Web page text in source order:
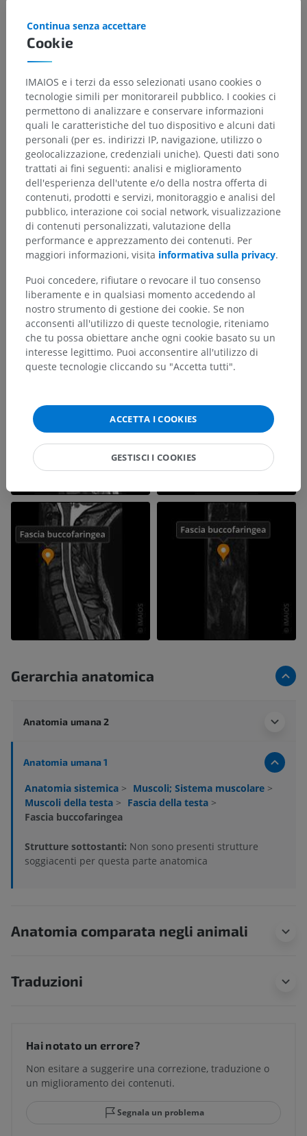
Gerarchia anatomica
Anatomia umana 2
Anatomia umana 1
Anatomia sistemica > Muscoli; Sistema muscolare >
Muscoli della testa > Fascia della testa >
Fascia buccofaringea
Strutture sottostanti: Non sono presenti strutture
soggiacenti per questa parte anatomica
Anatomia comparata negli animali
Traduzioni
Hai notato un errore?
Non esitare a suggerire una correzione, traduzione o
un miglioramento dei contenuti.
Segnala un problema
Cookie
Continua senza accettare
IMAIOS e i terzi da esso selezionati usano cookies o
tecnologie simili per monitorareil pubblico. I cookies ci
permettono di analizzare e conservare informazioni
quali le caratteristiche del tuo dispositivo e alcuni dati
personali (per es. indirizzi IP, navigazione, utilizzo o
geolocalizzazione, credenziali uniche). Questi dati sono
trattati ai fini seguenti: analisi e miglioramento
dell'esperienza dell'utente e/o della nostra offerta di
contenuti, prodotti e servizi, monitoraggio e analisi del
pubblico, interazione coi social network, visualizzazione
di contenuti personalizzati, valutazione della
performance e apprezzamento dei contenuti. Per
maggiori informazioni, visita informativa sulla privacy.
Puoi concedere, rifiutare o revocare il tuo consenso
liberamente e in qualsiasi momento accedendo al
nostro strumento di gestione dei cookie. Se non
acconsenti all'utilizzo di queste tecnologie, riteniamo
che tu possa obiettare anche ogni cookie basato su un
interesse legittimo. Puoi acconsentire all'utilizzo di
queste tecnologie cliccando su "Accetta tutti".
ACCETTA I COOKIES
GESTISCI I COOKIES